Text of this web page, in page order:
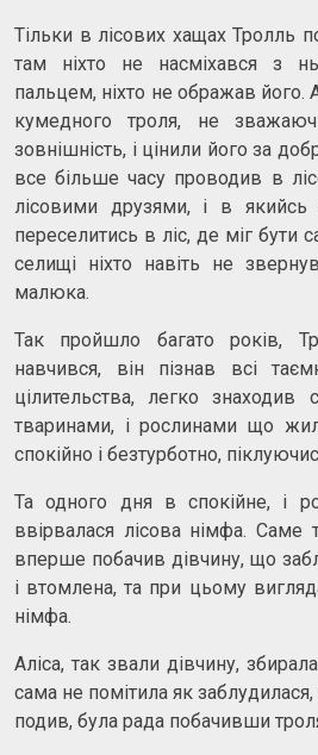
Тільки в лісових хащах Тролль
там ніхто не насміхався з
пальцем, ніхто не ображав його.
кумедного троля, не
зовнішність, і цінили його за
все більше часу проводив в
лісовими друзями, і в
переселитись в ліс, де міг бути
селищі ніхто навіть не
малюка.
Так пройшло багато років,
навчився, він пізнав всі
цілительства, легко знаходив
тваринами, і рослинами що
спокійно і безтурботно,
Та одного дня в спокійне, і
ввірвалася лісова німфа. Саме
вперше побачив дівчину, що
і втомлена, та при цьому
німфа.
Аліса, так звали дівчину,
сама не помітила як
подив, була рада побачивши